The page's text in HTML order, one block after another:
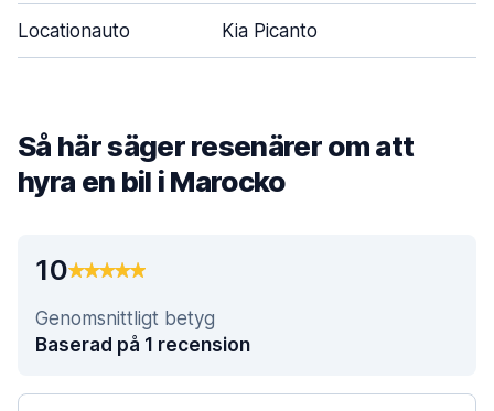
Locationauto Kia Picanto
Så här säger resenärer om att
hyra en bil i Marocko
10
Genomsnittligt betyg
Baserad på 1 recension